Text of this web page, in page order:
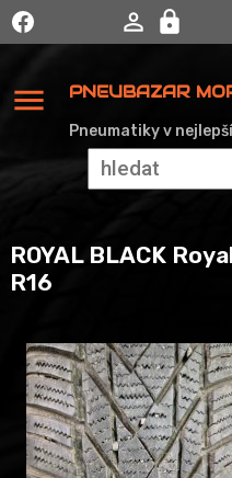
menu PNEUBAZAR
Pneumatiky v
ROYAL BLACK
R16